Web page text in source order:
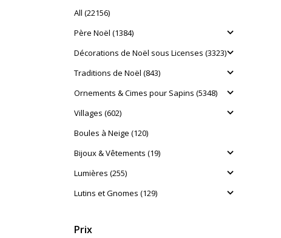
All (22156)
Père Noël (1384)
Décorations de Noël sous Licenses (3323)
Traditions de Noël (843)
Ornements & Cimes pour Sapins (5348)
Villages (602)
Boules à Neige (120)
Bijoux & Vêtements (19)
Lumières (255)
Lutins et Gnomes (129)
Prix